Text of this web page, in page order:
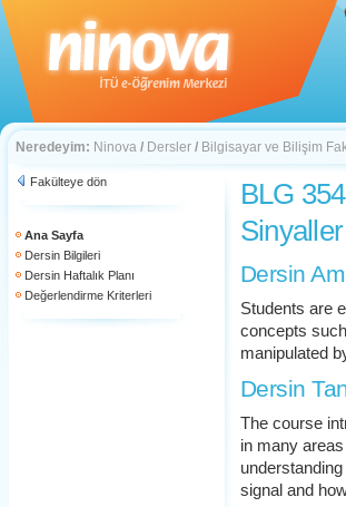
Neredeyim: Ninova / Dersler / Bilgisayar ve Bilişim
Fakülteye dön
Ana Sayfa
Dersin Bilgileri
Dersin Haftalık Planı
Değerlendirme Kriterleri
BLG
Dersin
Students are
concepts
manipulated
Dersin
The course
in many
signal and